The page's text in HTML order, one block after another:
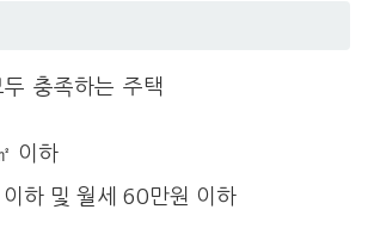
충족하는 주택
이하
하 및 월세 60만원 이하